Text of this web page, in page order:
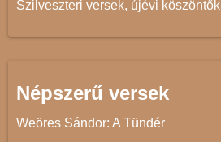
Szilveszteri versek, újévi köszöntők
Népszerű versek
Weöres Sándor: A Tündér